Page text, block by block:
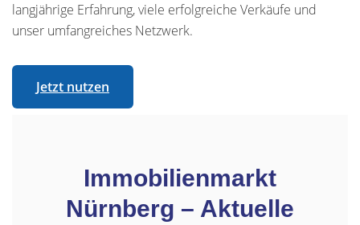
langjährige Erfahrung, viele erfolgreiche Verkäufe und
unser umfangreiches Netzwerk.
Jetzt nutzen
Immobilienmarkt
Nürnberg – Aktuelle